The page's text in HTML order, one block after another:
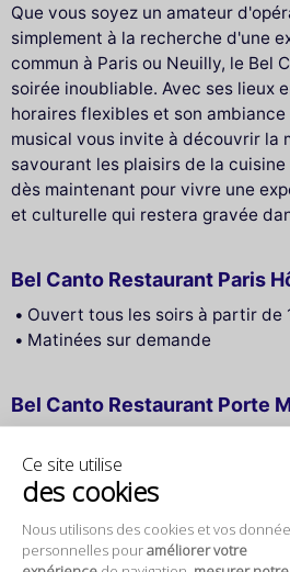
Ce site utilise
des cookies
Nous utilisons des cookies et vos
personnelles pouraméliorer votre
Que vous soyez un amateur
simplement à la recherche d'une
commun à Paris ou Neuilly, le Bel
soirée inoubliable. Avec ses lieux
horaires flexibles et son
musical vous invite à découvrir la
savourant les plaisirs de la
dès maintenant pour vivre une
et culturelle qui restera gravée
Bel Canto Restaurant Paris
Ouvert tous les soirs à partir de
Matinées sur demande
Bel Canto Restaurant Porte
Dimanche, lundi et matinées sur